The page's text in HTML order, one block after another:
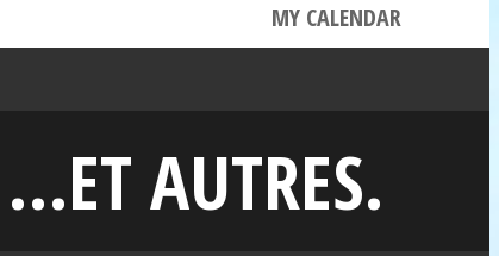
MY CALENDAR
AUTRES.